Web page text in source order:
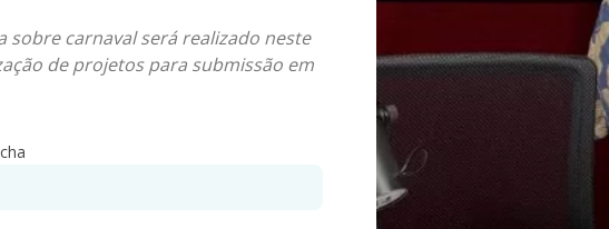
sobre carnaval será realizado neste
de projetos para submissão em